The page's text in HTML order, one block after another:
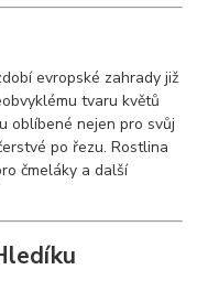
evropské zahrady již
tvaru květů
oblíbené nejen pro svůj
po řezu. Rostlina
čmeláky a další